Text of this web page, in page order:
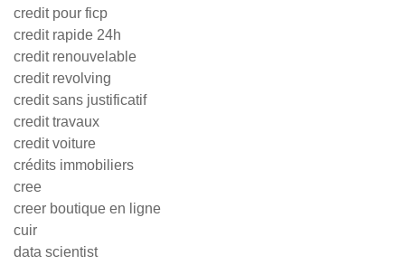
credit pour ficp
credit rapide 24h
credit renouvelable
credit revolving
credit sans justificatif
credit travaux
credit voiture
crédits immobiliers
cree
creer boutique en ligne
cuir
data scientist